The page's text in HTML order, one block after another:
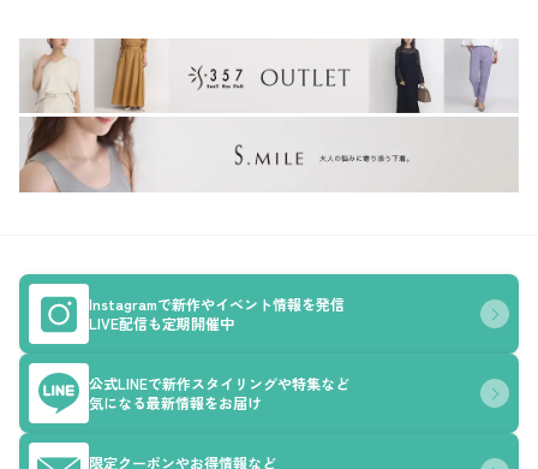
Instagramで新作やイベント情報を発信
LIVE配信も定期開催中
公式LINEで新作スタイリングや特集など
気になる最新情報をお届け
限定クーポンやお得情報など